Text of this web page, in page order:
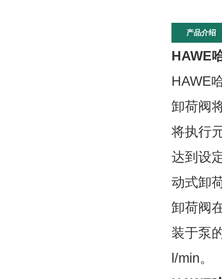
产品介绍
HAWE
HAWE
卸荷阀
将执行
达到设
动式卸
卸荷阀
装于泵
l/min。